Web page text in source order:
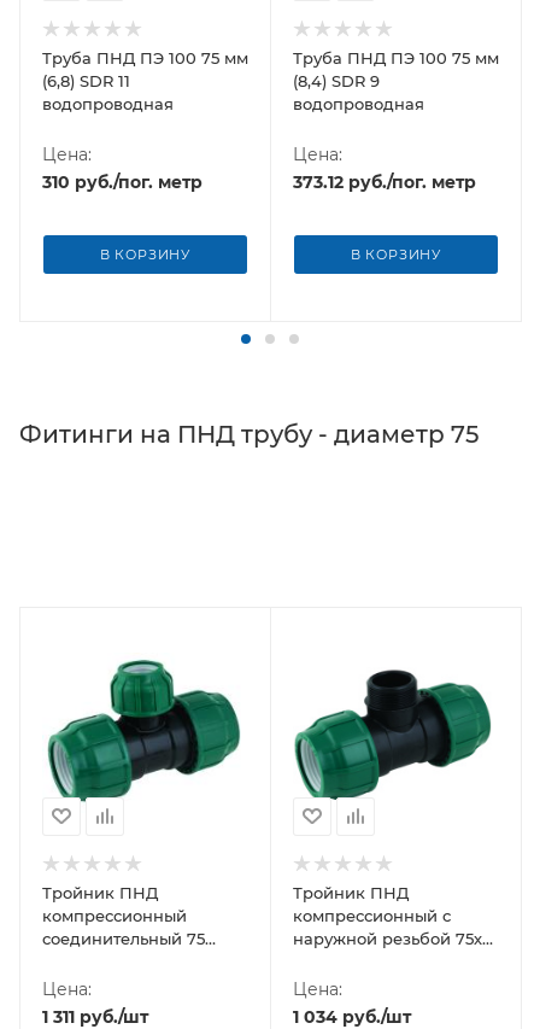
Труба ПНД ПЭ 100 75 мм
(6,8) SDR 11
водопроводная
Цена:
310 руб./пог. метр
В КОРЗИНУ
Труба ПНД ПЭ 100 75 мм
(8,4) SDR 9
водопроводная
Цена:
373.12 руб./пог. метр
В КОРЗИНУ
Фитинги на ПНД трубу - диаметр 75
Тройник ПНД
компрессионный
соединительный 75
Цена:
1 311 руб./шт
Тройник ПНД
компрессионный с
наружной резьбой 75х2
Цена:
1 034 руб./шт